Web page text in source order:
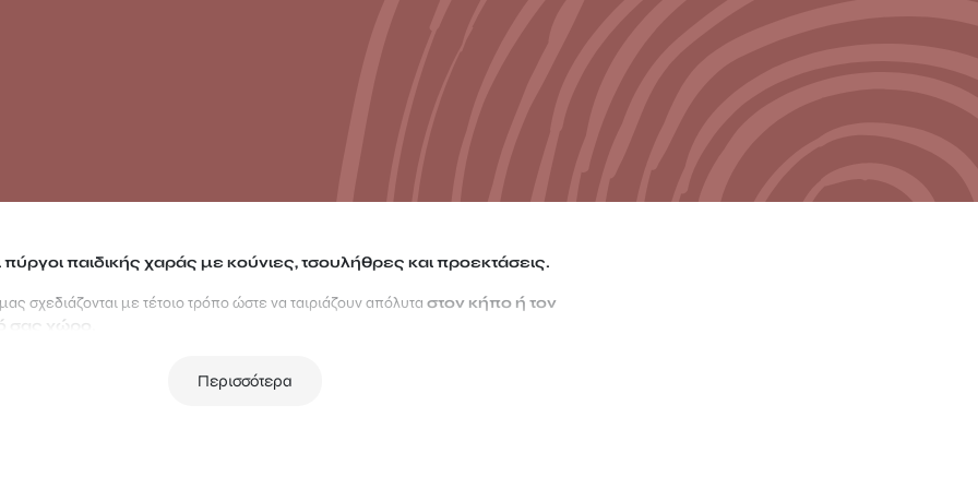
πύργοι παιδικής χαράς με κούνιες, τσουλήθρες και προεκτάσεις.
σχεδιάζονται με τέτοιο τρόπο ώστε να ταιριάζουν απόλυτα στον κήπο ή τον
σας χώρο.
να αναπτύξουν την φαντασία και την δημιουργικότητα τους.
Περισσότερα